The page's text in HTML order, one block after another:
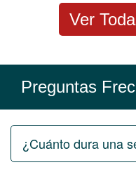
Ver
Preguntas
¿Cuánto dura una